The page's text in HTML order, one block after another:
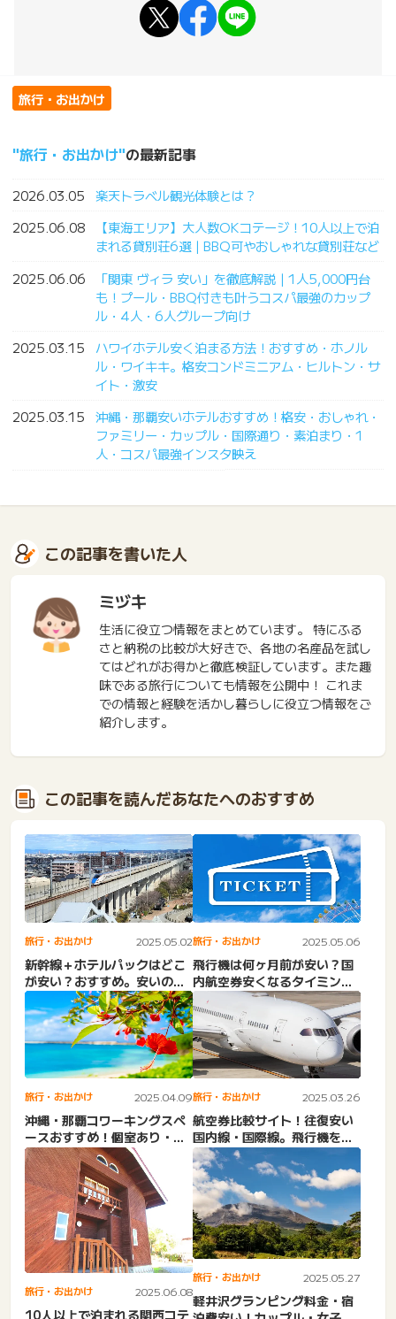
旅行・お出かけ
旅行・お出かけ の最新記事
2026.03.05
楽天トラベル観光体験とは？
2025.06.08
【東海エリア】大人数OKコテージ！10人以上で泊
まれる貸別荘6選｜BBQ可やおしゃれな貸別荘など
2025.06.06
「関東 ヴィラ 安い」を徹底解説｜1人5,000円台
も！プール・BBQ付きも叶うコスパ最強のカップ
ル・4人・6人グループ向け
2025.03.15
ハワイホテル安く泊まる方法！おすすめ・ホノル
ル・ワイキキ。格安コンドミニアム・ヒルトン・サ
イト・激安
2025.03.15
沖縄・那覇安いホテルおすすめ！格安・おしゃれ・
ファミリー・カップル・国際通り・素泊まり・1
人・コスパ最強インスタ映え
この記事を書いた人
ミヅキ
生活に役立つ情報をまとめています。 特にふる
さと納税の比較が大好きで、各地の名産品を試し
てはどれがお得かと徹底検証しています。また趣
味である旅行についても情報を公開中！ これま
での情報と経験を活かし暮らしに役立つ情報をご
紹介します。
この記事を読んだあなたへのおすすめ
旅行・お出かけ 2025.05.02
新幹線＋ホテルパックはどこ
が安い？おすすめ。安いのは
なぜ？じゃらん・日本旅
行・...
旅行・お出かけ 2025.05.06
飛行機は何ヶ月前が安い？国
内航空券安くなるタイミン
グ！何日前・何曜日。直前は
い...
旅行・お出かけ 2025.04.09
沖縄・那覇コワーキングスペ
ースおすすめ！個室あり・ド
ロップイン！長居できるカ
フ...
旅行・お出かけ 2025.03.26
航空券比較サイト！往復安い
国内線・国際線。飛行機を格
安で予約できるおすすめサ
イ...
旅行・お出かけ 2025.06.08
10人以上で泊まれる関西コテ
旅行・お出かけ 2025.05.27
軽井沢グランピング料金・宿